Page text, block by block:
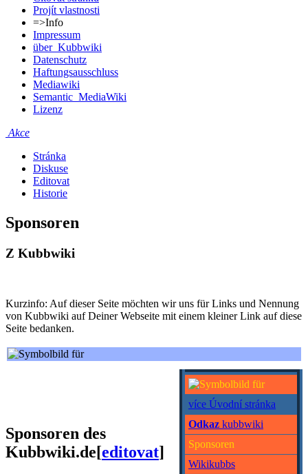
Projít vlastnosti
=>Info
Impressum
über_Kubbwiki
Datenschutz
Haftungsausschluss
Mediawiki
Semantic_MediaWiki
Lizenz
Akce
Stránka
Diskuse
Editovat
Historie
Sponsoren
Z Kubbwiki
Kurzinfo: Auf dieser Seite möchten wir uns für Links und Nennung
von Kubbwiki auf Deiner Webseite mit einem kleiner Link auf diese
Seite bedanken.
více Úvodní stránka
Odkaz kubbwiki
Sponsoren
Wikikubbs
Sponsoren des
Kubbwiki.de[editovat]